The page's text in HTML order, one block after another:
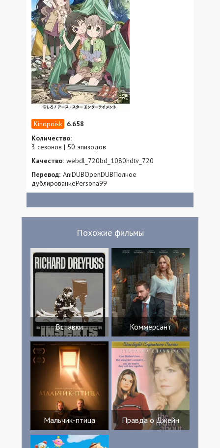
6.658
Количество:
3 сезонов | 50 эпизодов
Качество: webdl_720bd_1080hdtv_720
Перевод: AniDUBOpenDUBПолное
дублированиеPersona99
Похожие фильмы
Вставки Коммерсант
Мальчик-птица Правда о Джейн